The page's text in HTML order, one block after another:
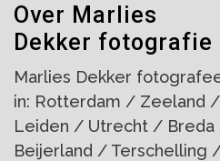
Over Marlies
Dekker fotografie
Marlies Dekker
in: Rotterdam / Zeeland
Leiden / Utrecht / Breda
Beijerland / Terschelling